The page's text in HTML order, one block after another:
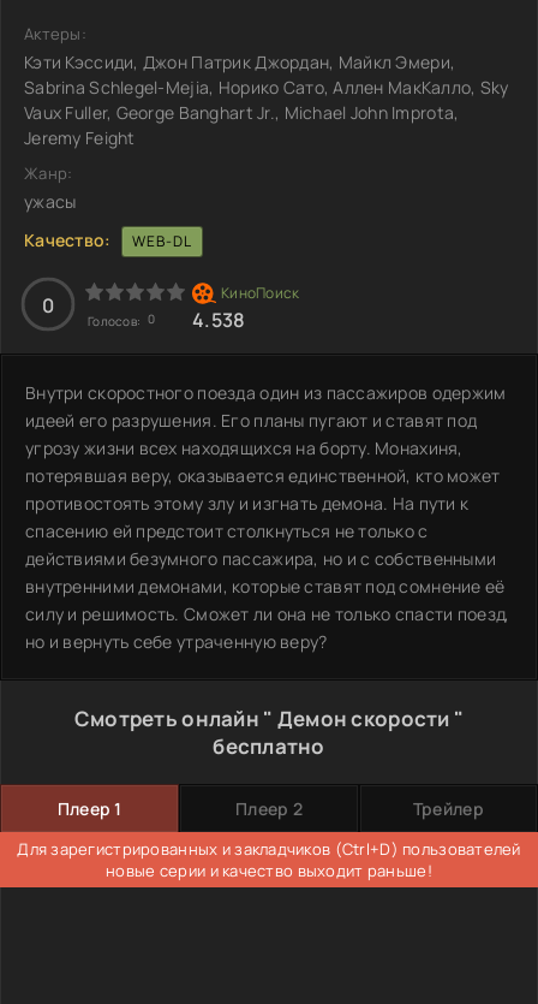
Актеры:
Кэти Кэссиди, Джон Патрик Джордан, Майкл Эмери,
Sabrina Schlegel-Mejia, Норико Сато, Аллен МакКалло, Sky
Vaux Fuller, George Banghart Jr., Michael John Improta,
Jeremy Feight
Жанр:
ужасы
Качество:
WEB-DL
0
Голосов: 0 4.538
Внутри скоростного поезда один из пассажиров одержим
идеей его разрушения. Его планы пугают и ставят под
угрозу жизни всех находящихся на борту. Монахиня,
потерявшая веру, оказывается единственной, кто может
противостоять этому злу и изгнать демона. На пути к
спасению ей предстоит столкнуться не только с
действиями безумного пассажира, но и с собственными
внутренними демонами, которые ставят под сомнение её
силу и решимость. Сможет ли она не только спасти поезд,
но и вернуть себе утраченную веру?
Смотреть онлайн " Демон скорости "
бесплатно
Плеер 1 Плеер 2 Трейлер
Для зарегистрированных и закладчиков (Ctrl+D) пользователей
новые серии и качество выходит раньше!